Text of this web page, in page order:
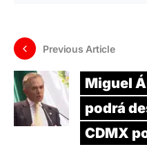
Previous Article
Miguel
podrá
CDMX